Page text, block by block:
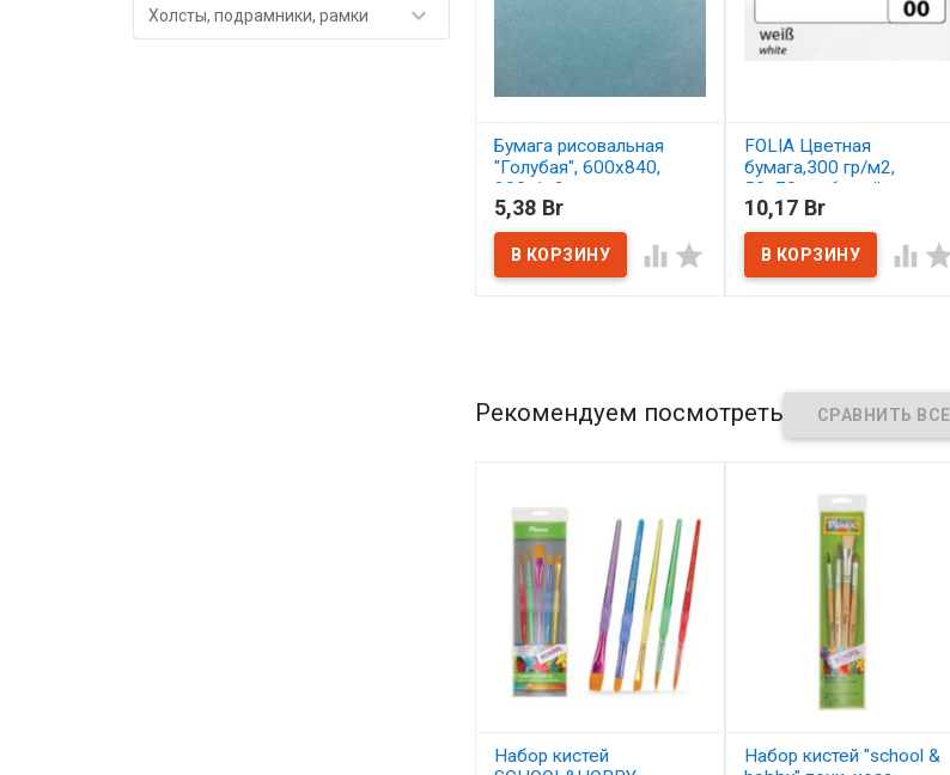
Холсты, подрамники, рамки 
Бумага рисовальная
"Голубая", 600х840,
200г/м2
В наличии
5,38 Br
 
FOLIA Цветная
бумага,300 гр/м2,
50х70см, белый
В наличии
10,17 Br

Рекомендуем посмотреть
Набор кистей
Набор кистей "school &